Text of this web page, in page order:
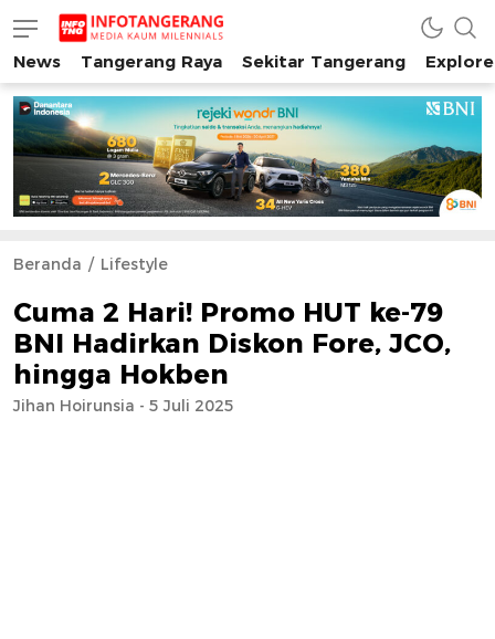
INFO TANGERANG
Media Kaum Millenials Tangerang Raya
News Tangerang Raya Sekitar Tangerang
Beranda Lifestyle
Cuma 2 Hari! Promo HUT ke-79
BNI Hadirkan Diskon Fore, JCO,
hingga Hokben
Jihan Hoirunsia - 5 Juli 2025